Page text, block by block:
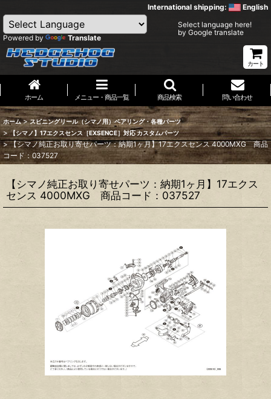
International shipping: English
Powered by Translate
Select language here!
by Google translate
カート
ホーム メニュー・商品一覧 商品検索 問い合わせ
ホーム > スピニングリール（シマノ用）ベアリング・各種パーツ
> 【シマノ】17エクスセンス［EXSENCE］対応 カスタムパーツ
> 【シマノ純正お取り寄せパーツ：納期1ヶ月】17エクスセンス 4000MXG 商品
コード：037527
【シマノ純正お取り寄せパーツ：納期1ヶ月】17エクス
センス 4000MXG 商品コード：037527